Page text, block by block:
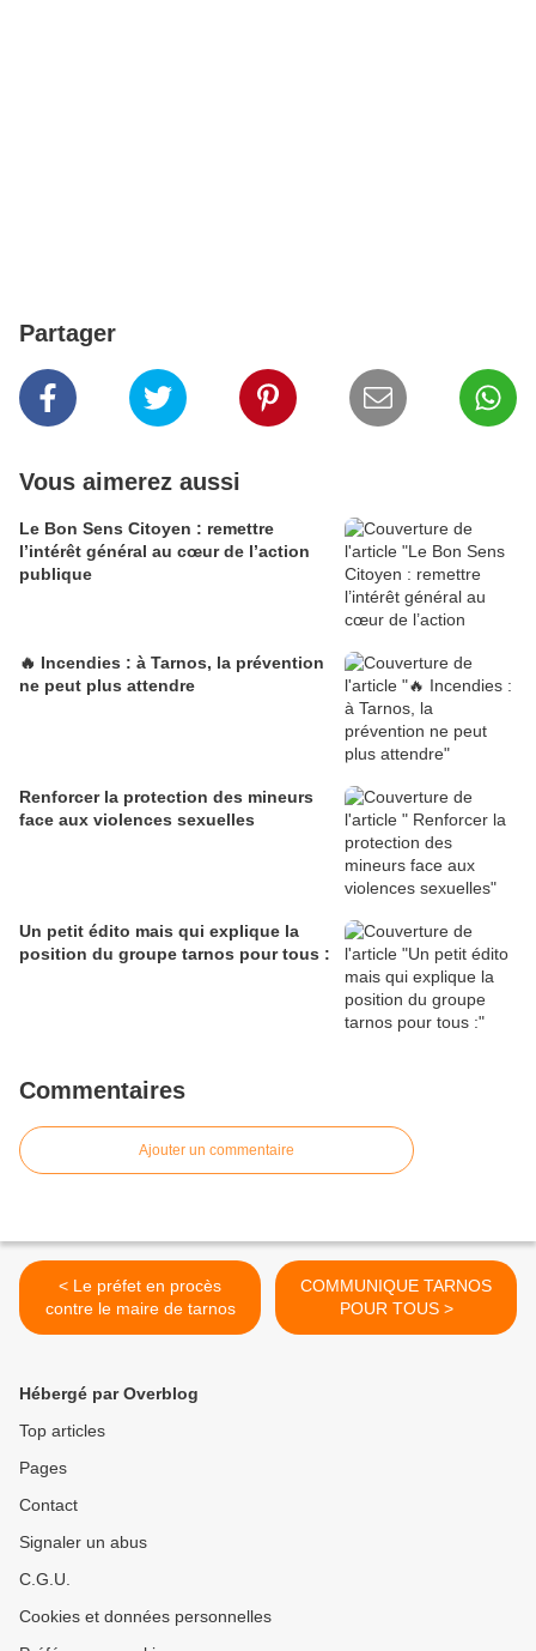
Partager
Vous aimerez aussi
Le Bon Sens Citoyen : remettre
l’intérêt général au cœur de l’action
publique
🔥 Incendies : à Tarnos, la prévention
ne peut plus attendre
Renforcer la protection des mineurs
face aux violences sexuelles
Un petit édito mais qui explique la
position du groupe tarnos pour tous :
Commentaires
Ajouter un commentaire
< Le préfet en procès
contre le maire de tarnos
COMMUNIQUE TARNOS
POUR TOUS >
Hébergé par Overblog
Top articles
Pages
Contact
Signaler un abus
C.G.U.
Cookies et données personnelles